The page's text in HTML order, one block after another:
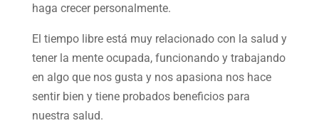
haga crecer personalmente.
El tiempo libre está muy relacionado con la salud y
tener la mente ocupada, funcionando y trabajando
en algo que nos gusta y nos apasiona nos hace
sentir bien y tiene probados beneficios para
nuestra salud.